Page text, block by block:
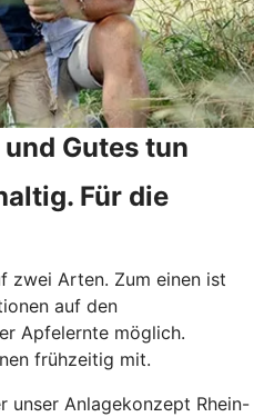
Gutes tun
Für die
zwei Arten. Zum einen ist
auf den
Apfelernte möglich.
frühzeitig mit.
unser Anlagekonzept Rhein-